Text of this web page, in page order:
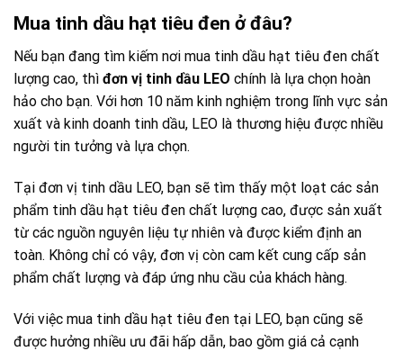
Mua tinh dầu hạt tiêu đen ở đâu?
Nếu bạn đang tìm kiếm nơi mua tinh dầu hạt tiêu đen chất
lượng cao, thì đơn vị tinh dầu LEO chính là lựa chọn hoàn
hảo cho bạn. Với hơn 10 năm kinh nghiệm trong lĩnh vực sản
xuất và kinh doanh tinh dầu, LEO là thương hiệu được nhiều
người tin tưởng và lựa chọn.
Tại đơn vị tinh dầu LEO, bạn sẽ tìm thấy một loạt các sản
phẩm tinh dầu hạt tiêu đen chất lượng cao, được sản xuất
từ các nguồn nguyên liệu tự nhiên và được kiểm định an
toàn. Không chỉ có vậy, đơn vị còn cam kết cung cấp sản
phẩm chất lượng và đáp ứng nhu cầu của khách hàng.
Với việc mua tinh dầu hạt tiêu đen tại LEO, bạn cũng sẽ
được hưởng nhiều ưu đãi hấp dẫn, bao gồm giá cả cạnh